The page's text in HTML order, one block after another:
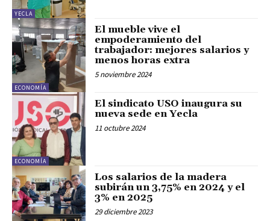
YECLA
ECONOMÍA
El mueble vive el
empoderamiento del
trabajador: mejores salarios y
menos horas extra
5 noviembre 2024
ECONOMÍA
El sindicato USO inaugura su
nueva sede en Yecla
11 octubre 2024
Los salarios de la madera
subirán un 3,75% en 2024 y el
3% en 2025
29 diciembre 2023